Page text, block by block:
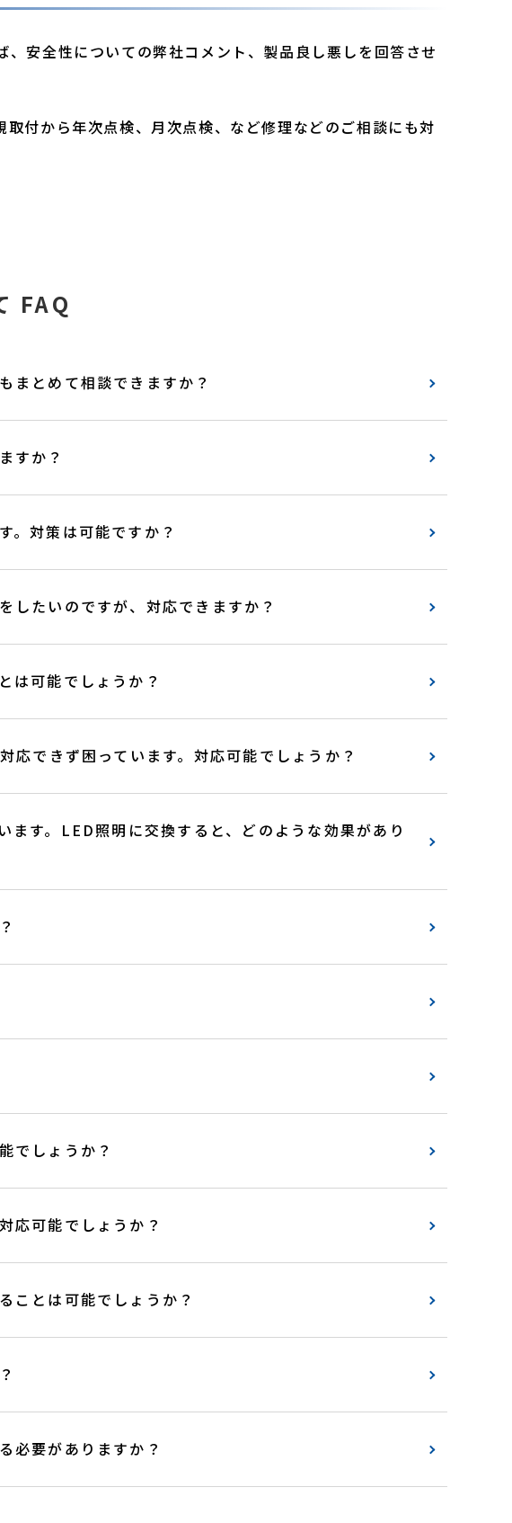
安全性についての弊社コメント、製品良し悪しを回答させ
付から年次点検、月次点検、など修理などのご相談にも対
FAQ
まとめて相談できますか？
すか？
。対策は可能ですか？
したいのですが、対応できますか？
は可能でしょうか？
応できず困っています。対応可能でしょうか？
ます。LED照明に交換すると、どのような効果があり
でしょうか？
応可能でしょうか？
ことは可能でしょうか？
必要がありますか？